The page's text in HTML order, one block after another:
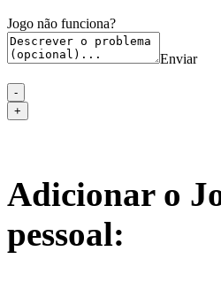
Jogo não funciona?
Enviar
Adicionar o
pessoal: